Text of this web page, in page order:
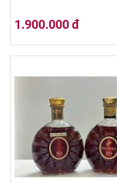
1.900.000 đ